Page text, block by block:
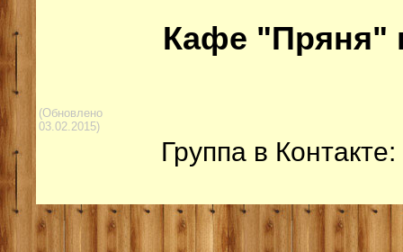
Кафе "Пряня"
(Обновлено
03.02.2015)
Группа в Контакте: